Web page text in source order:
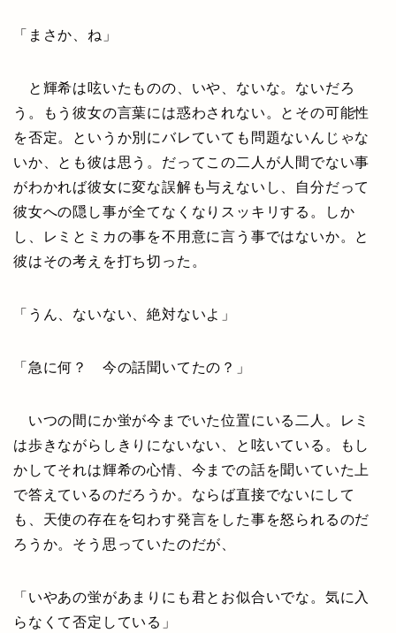
「まさか、ね」
と輝希は呟いたものの、いや、ないな。ないだろ
う。もう彼女の言葉には惑わされない。とその可能性
を否定。というか別にバレていても問題ないんじゃな
いか、とも彼は思う。だってこの二人が人間でない事
がわかれば彼女に変な誤解も与えないし、自分だって
彼女への隠し事が全てなくなりスッキリする。しか
し、レミとミカの事を不用意に言う事ではないか。と
彼はその考えを打ち切った。
「うん、ないない、絶対ないよ」
「急に何？ 今の話聞いてたの？」
いつの間にか蛍が今までいた位置にいる二人。レミ
は歩きながらしきりにないない、と呟いている。もし
かしてそれは輝希の心情、今までの話を聞いていた上
で答えているのだろうか。ならば直接でないにして
も、天使の存在を匂わす発言をした事を怒られるのだ
ろうか。そう思っていたのだが、
「いやあの蛍があまりにも君とお似合いでな。気に入
らなくて否定している」